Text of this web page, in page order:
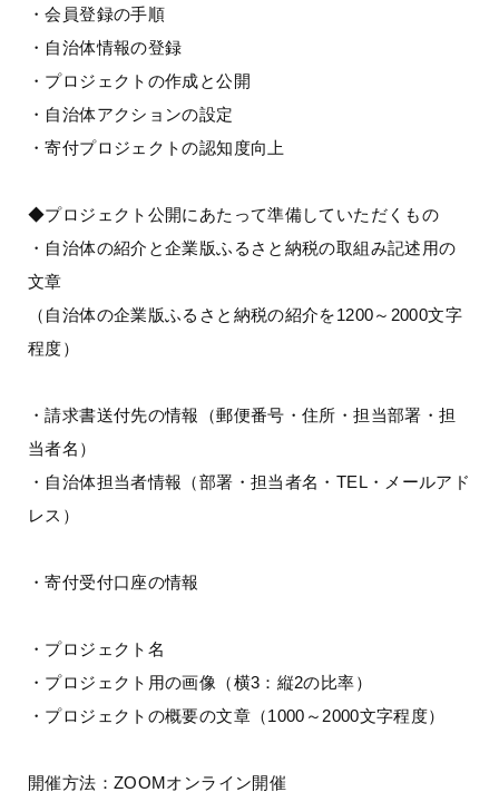
・会員登録の手順
・自治体情報の登録
・プロジェクトの作成と公開
・自治体アクションの設定
・寄付プロジェクトの認知度向上
◆プロジェクト公開にあたって準備していただくもの
・自治体の紹介と企業版ふるさと納税の取組み記述用の
文章
（自治体の企業版ふるさと納税の紹介を1200～2000文字
程度）
・請求書送付先の情報（郵便番号・住所・担当部署・担
当者名）
・自治体担当者情報（部署・担当者名・TEL・メールアド
レス）
・寄付受付口座の情報
・プロジェクト名
・プロジェクト用の画像（横3：縦2の比率）
・プロジェクトの概要の文章（1000～2000文字程度）
開催方法：ZOOMオンライン開催